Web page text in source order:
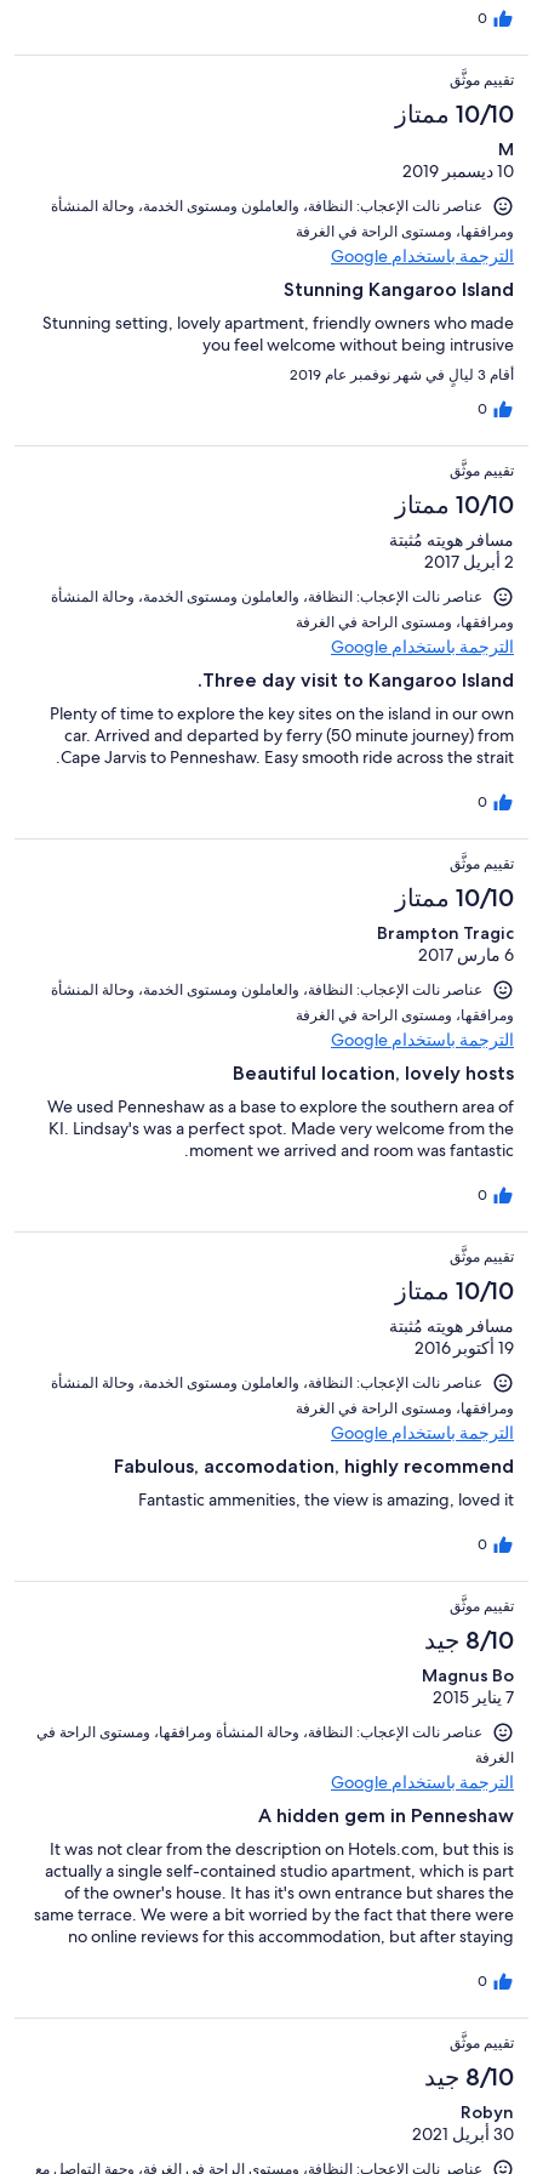
0
تقييم موثَّق
10/10 ممتاز
M
10 ديسمبر 2019
عناصر نالت الإعجاب: ⁦النظافة⁩، و⁦العاملون ومستوى الخدمة⁩، و⁦حالة المنشأة
ومرافقها⁩، و⁦مستوى الراحة في الغرفة⁩
الترجمة باستخدام Google
Stunning Kangaroo Island
Stunning setting, lovely apartment, friendly owners who made
you feel welcome without being intrusive
أقام 3 ليالٍ في شهر نوفمبر عام 2019
0
تقييم موثَّق
10/10 ممتاز
مسافر هويته مُثبتة
2 أبريل 2017
عناصر نالت الإعجاب: ⁦النظافة⁩، و⁦العاملون ومستوى الخدمة⁩، و⁦حالة المنشأة
ومرافقها⁩، و⁦مستوى الراحة في الغرفة⁩
الترجمة باستخدام Google
Three day visit to Kangaroo Island.
Plenty of time to explore the key sites on the island in our own
car. Arrived and departed by ferry (50 minute journey) from
Cape Jarvis to Penneshaw. Easy smooth ride across the strait.
0
تقييم موثَّق
10/10 ممتاز
Brampton Tragic
6 مارس 2017
عناصر نالت الإعجاب: ⁦النظافة⁩، و⁦العاملون ومستوى الخدمة⁩، و⁦حالة المنشأة
ومرافقها⁩، و⁦مستوى الراحة في الغرفة⁩
الترجمة باستخدام Google
Beautiful location, lovely hosts
We used Penneshaw as a base to explore the southern area of
KI. Lindsay's was a perfect spot. Made very welcome from the
moment we arrived and room was fantastic.
0
تقييم موثَّق
10/10 ممتاز
مسافر هويته مُثبتة
19 أكتوبر 2016
عناصر نالت الإعجاب: ⁦النظافة⁩، و⁦العاملون ومستوى الخدمة⁩، و⁦حالة المنشأة
ومرافقها⁩، و⁦مستوى الراحة في الغرفة⁩
الترجمة باستخدام Google
Fabulous, accomodation, highly recommend
Fantastic ammenities, the view is amazing, loved it
0
تقييم موثَّق
8/10 جيد
Magnus Bo
7 يناير 2015
عناصر نالت الإعجاب: ⁦النظافة⁩، و⁦حالة المنشأة ومرافقها⁩، و⁦مستوى الراحة في
الغرفة⁩
الترجمة باستخدام Google
A hidden gem in Penneshaw
It was not clear from the description on Hotels.com, but this is
actually a single self-contained studio apartment, which is part
of the owner's house. It has it's own entrance but shares the
same terrace. We were a bit worried by the fact that there were
no online reviews for this accommodation, but after staying
absolutely nothing to worry about. The apartment is nicely
and is spotlessly clean. It boasts amazing sea views from the
windows and from the outside terrace. We would really
recommend anyone looking for accommodation in Penneshaw
to consider this apartment. The only downside is that
Penneshaw as such is not really an ideal base to explore
Kangaroo Island. It is really on one extremity of the island and
quite far from all the main attraction. Maybe the ideal holiday
0
تقييم موثَّق
8/10 جيد
Robyn
30 أبريل 2021
عناصر نالت الإعجاب: ⁦النظافة⁩، و⁦مستوى الراحة في الغرفة⁩، و⁦جهة التواصل مع